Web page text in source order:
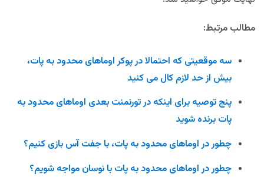
مطالب مرتبط:
سه موقعیتی که احتمالا در پوکر اوماهای محدود به پات،
بیش از حد لازم کال می کنید
پنج توصیه برای اینکه در تورنمنت بعدی اوماهای محدود به
پات برنده شوید
چطور در اوماهای محدود به پات، با جفت آس بازی کنیم؟
چطور در اوماهای محدود به پات با نوسان مواجه شویم؟